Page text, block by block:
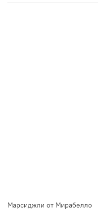
Марсиджли от Мирабелло